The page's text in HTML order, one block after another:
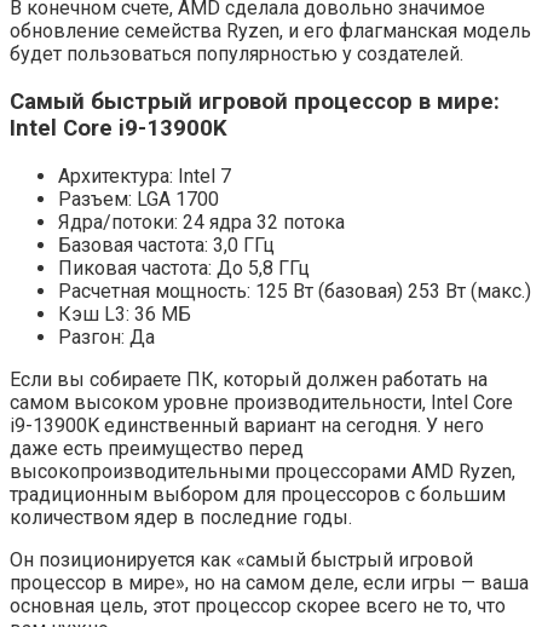
В конечном счете, AMD сделала довольно значимое
обновление семейства Ryzen, и его флагманская модель
будет пользоваться популярностью у создателей.
Самый быстрый игровой процессор в мире:
Intel Core i9-13900K
Архитектура: Intel 7
Разъем: LGA 1700
Ядра/потоки: 24 ядра 32 потока
Базовая частота: 3,0 ГГц
Пиковая частота: До 5,8 ГГц
Расчетная мощность: 125 Вт (базовая) 253 Вт (макс.)
Кэш L3: 36 МБ
Разгон: Да
Если вы собираете ПК, который должен работать на
самом высоком уровне производительности, Intel Core
i9-13900K единственный вариант на сегодня. У него
даже есть преимущество перед
высокопроизводительными процессорами AMD Ryzen,
традиционным выбором для процессоров с большим
количеством ядер в последние годы.
Он позиционируется как «самый быстрый игровой
процессор в мире», но на самом деле, если игры — ваша
основная цель, этот процессор скорее всего не то, что